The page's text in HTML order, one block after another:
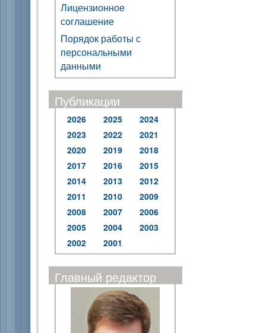
Лицензионное
соглашение
Порядок работы с
персональными
данными
Публикации
2026 2025
2024
2023
2022
2021
2020
2019
2018
2017
2016
2015
2014
2013
2012
2011
2010
2009
2008
2007
2006
2005
2004
2003
2002
2001
Главный редактор